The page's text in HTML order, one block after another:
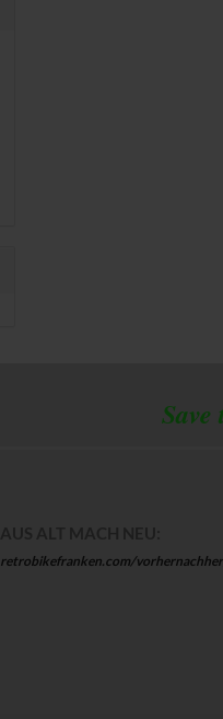
Save the
retrobikefranken.com/